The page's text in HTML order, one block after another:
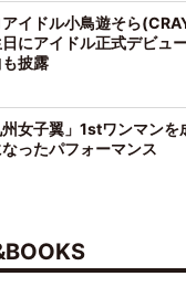
アイドル小鳥遊そら
にアイドル正式デビュ
披露
州女子翼」1stワンマン
ったパフォーマンス